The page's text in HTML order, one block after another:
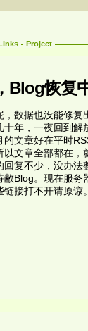
Project
Blog恢复
，数据也没能修
年，一夜回到解
文章好在平时
以文章全部都在，
复不少，没办法
敝Blog。现在服务
链接打不开请原谅